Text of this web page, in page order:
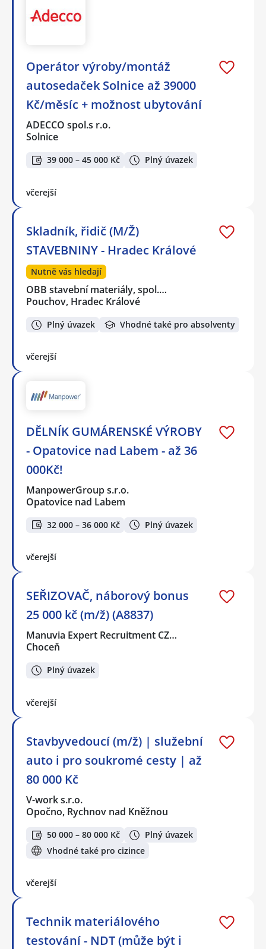
Operátor výroby/montáž
autosedaček Solnice až 39000
Kč/měsíc + možnost ubytování
ADECCO spol.s r.o.
Solnice
39 000 – 45 000 Kč Plný úvazek
včerejší
Skladník, řidič (M/Ž)
STAVEBNINY - Hradec Králové
Nutně vás hledají
OBB stavební materiály, spol.…
Pouchov, Hradec Králové
Plný úvazek Vhodné také pro absolventy
včerejší
DĚLNÍK GUMÁRENSKÉ VÝROBY
- Opatovice nad Labem - až 36
000Kč!
ManpowerGroup s.r.o.
Opatovice nad Labem
32 000 – 36 000 Kč Plný úvazek
včerejší
SEŘIZOVAČ, náborový bonus
25 000 kč (m/ž) (A8837)
Manuvia Expert Recruitment CZ…
Choceň
Plný úvazek
včerejší
Stavbyvedoucí (m/ž) | služební
auto i pro soukromé cesty | až
80 000 Kč
V-work s.r.o.
Opočno, Rychnov nad Kněžnou
50 000 – 80 000 Kč
Plný úvazek
Vhodné také pro cizince
včerejší
Technik materiálového
testování - NDT (může být i